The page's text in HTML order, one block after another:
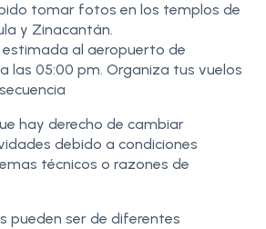
tomar fotos en los templos de
y Zinacantán.
estimada al aeropuerto de
las 05:00 pm. Organiza tus vuelos
hay derecho de cambiar
debido a condiciones
técnicos o razones de
pueden ser de diferentes